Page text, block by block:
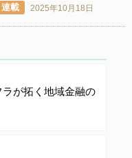
連載 2025年10月18日
が拓く地域金融の